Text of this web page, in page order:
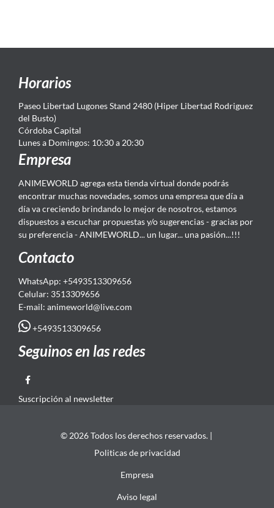
Horarios
Paseo Libertad Lugones Stand 2480 (Hiper Libertad Rodriguez
del Busto)
Córdoba Capital
Lunes a Domingos: 10:30 a 20:30
Empresa
ANIMEWORLD agrega esta tienda virtual donde podrás
encontrar muchas novedades, somos una empresa que día a
día va creciendo brindando lo mejor de nosotros, estamos
dispuestos a escuchar propuestas y/o sugerencias - gracias por
su preferencia - ANIMEWORLD... un lugar... una pasión...!!!
Contacto
WhatsApp: +5493513309656
Celular: 3513309656
E-mail: animeworld@live.com
+5493513309656
Seguinos en las redes
Suscripción al newsletter
© 2026 Todos los derechos reservados. |
Politicas de privacidad
Empresa
Aviso legal